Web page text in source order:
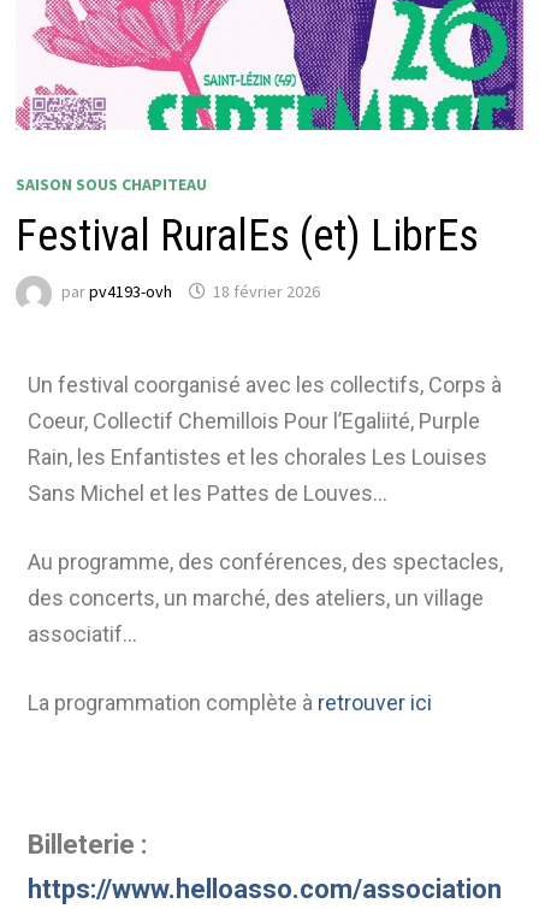
SAISON SOUS CHAPITEAU
Festival RuralEs (et) LibrEs
parpv4193-ovh 18 février 2026
Un festival coorganisé avec les collectifs, Corps à
Coeur, Collectif Chemillois Pour l’Egaliité, Purple
Rain, les Enfantistes et les chorales Les Louises
Sans Michel et les Pattes de Louves…
Au programme, des conférences, des spectacles,
des concerts, un marché, des ateliers, un village
associatif…
La programmation complète à retrouver ici
Billeterie :
https://www.helloasso.com/association